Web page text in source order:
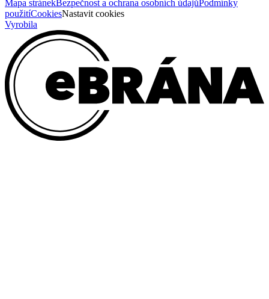
Mapa stránekBezpečnost a ochrana osobních údajůPodmínky
použitíCookiesNastavit cookies
Vyrobila